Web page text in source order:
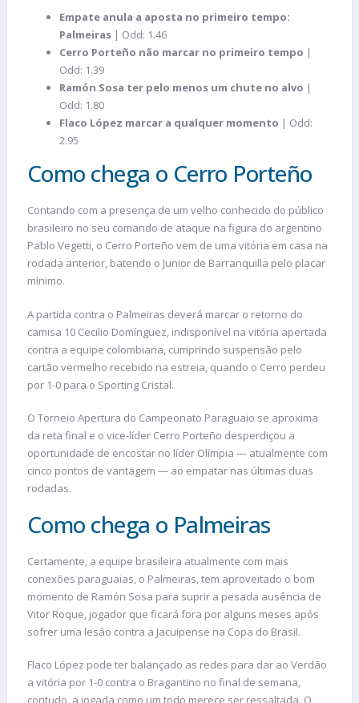
Empate anula a aposta no primeiro tempo:
Palmeiras | Odd: 1.46
Cerro Porteño não marcar no primeiro tempo |
Odd: 1.39
Ramón Sosa ter pelo menos um chute no alvo |
Odd: 1.80
Flaco López marcar a qualquer momento | Odd:
2.95
Como chega o Cerro Porteño
Contando com a presença de um velho conhecido do público
brasileiro no seu comando de ataque na figura do argentino
Pablo Vegetti, o Cerro Porteño vem de uma vitória em casa na
rodada anterior, batendo o Junior de Barranquilla pelo placar
mínimo.
A partida contra o Palmeiras deverá marcar o retorno do
camisa 10 Cecilio Domínguez, indisponível na vitória apertada
contra a equipe colombiana, cumprindo suspensão pelo
cartão vermelho recebido na estreia, quando o Cerro perdeu
por 1-0 para o Sporting Cristal.
O Torneio Apertura do Campeonato Paraguaio se aproxima
da reta final e o vice-líder Cerro Porteño desperdiçou a
oportunidade de encostar no líder Olímpia — atualmente com
cinco pontos de vantagem — ao empatar nas últimas duas
rodadas.
Como chega o Palmeiras
Certamente, a equipe brasileira atualmente com mais
conexões paraguaias, o Palmeiras, tem aproveitado o bom
momento de Ramón Sosa para suprir a pesada ausência de
Vitor Roque, jogador que ficará fora por alguns meses após
sofrer uma lesão contra a Jacuipense na Copa do Brasil.
Flaco López pode ter balançado as redes para dar ao Verdão
a vitória por 1-0 contra o Bragantino no final de semana,
contudo, a jogada como um todo merece ser ressaltada. O